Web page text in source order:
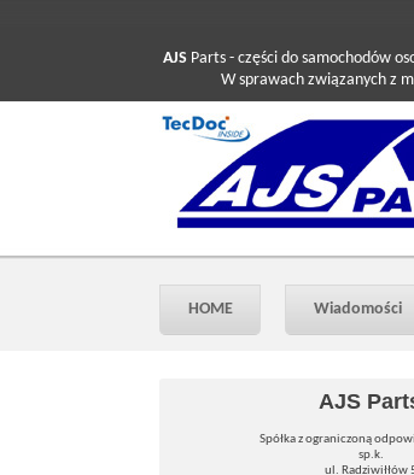
AJS Parts - części do samochodów
W sprawach związanych z
HOME Wiadomości
AJS
Spółka z ograniczoną
sp.k.
ul. Radziwiłłów